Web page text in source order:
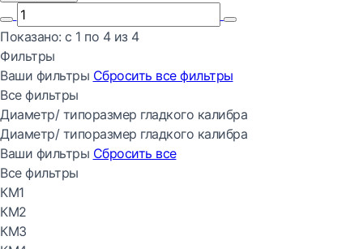
Показано: с 1 по 4из 4
Фильтры
Ваши фильтры Сбросить все фильтры
Все фильтры
Диаметр/ типоразмер гладкого калибра
Диаметр/ типоразмер гладкого калибра
Ваши фильтры Сбросить все
Все фильтры
КМ1
КМ2
КМ3